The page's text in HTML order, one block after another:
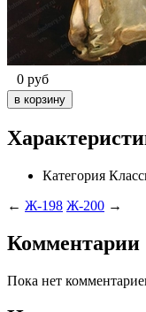
0 руб
Категория
← Ж-198 Ж-200 →
Комментарии
Пока нет